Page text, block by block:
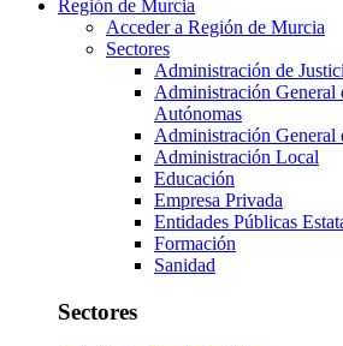
Región de Murcia
Acceder a Región de Murcia
Sectores
Administración de
Administración General
Autónomas
Administración General
Administración Local
Educación
Empresa Privada
Entidades Públicas
Formación
Sanidad
Sectores